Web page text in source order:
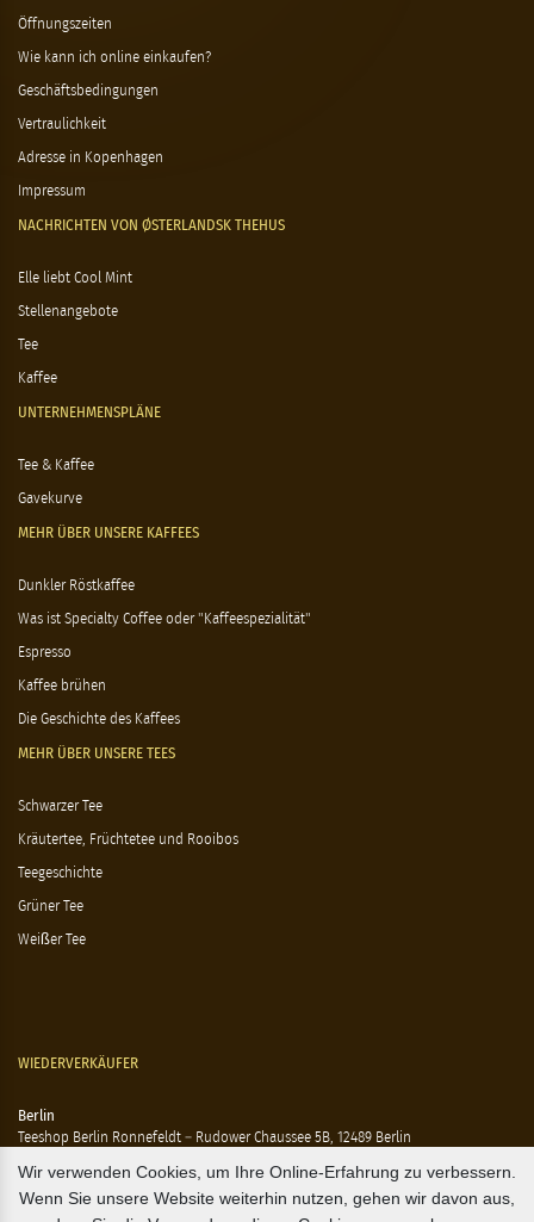
Öffnungszeiten
Wie kann ich online einkaufen?
Geschäftsbedingungen
Vertraulichkeit
Adresse in Kopenhagen
Impressum
NACHRICHTEN VON ØSTERLANDSK THEHUS
Elle liebt Cool Mint
Stellenangebote
Tee
Kaffee
UNTERNEHMENSPLÄNE
Tee & Kaffee
Gavekurve
MEHR ÜBER UNSERE KAFFEES
Dunkler Röstkaffee
Was ist Specialty Coffee oder "Kaffeespezialität"
Espresso
Kaffee brühen
Die Geschichte des Kaffees
MEHR ÜBER UNSERE TEES
Schwarzer Tee
Kräutertee, Früchtetee und Rooibos
Teegeschichte
Grüner Tee
Weißer Tee
WIEDERVERKÄUFER
Berlin
Teeshop Berlin Ronnefeldt – Rudower Chaussee 5B, 12489 Berlin
Hausen - Krossener Straße 25, 10245 Berlin
Ting - Rykestraße 41, 10405 Berlin
Wir verwenden Cookies, um Ihre Online-Erfahrung zu verbessern.
Wenn Sie unsere Website weiterhin nutzen, gehen wir davon aus,